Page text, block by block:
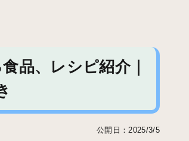
品、レシピ紹介｜
公開日：2025/3/5